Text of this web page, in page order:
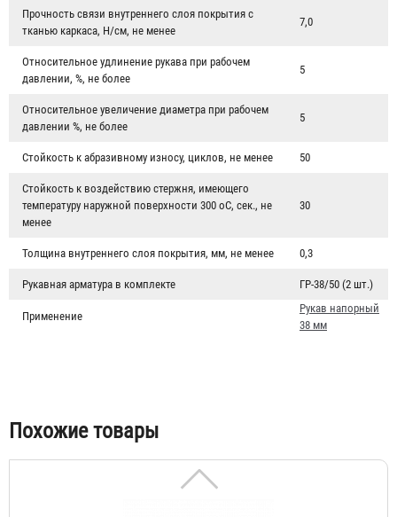
Прочность связи внутреннего слоя покрытия с
тканью каркаса, Н/см, не менее
7,0
Относительное удлинение рукава при рабочем
давлении, %, не более
5
Относительное увеличение диаметра при рабочем
давлении %, не более
5
Стойкость к абразивному износу, циклов, не менее 50
Стойкость к воздействию стержня, имеющего
температуру наружной поверхности 300 oC, сек., не
менее
30
Толщина внутреннего слоя покрытия, мм, не менее 0,3
Рукавная арматура в комплекте ГР-38/50 (2 шт.)
Применение
Рукав напорный
38 мм
Похожие товары